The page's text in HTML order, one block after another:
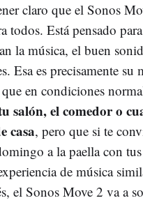
claro que el Sonos
todos. Está pensado
la música, el buen
Esa es precisamente su
en condiciones
salón, el comedor o
casa, pero que si te
a la paella con
de música
el Sonos Move 2 va a